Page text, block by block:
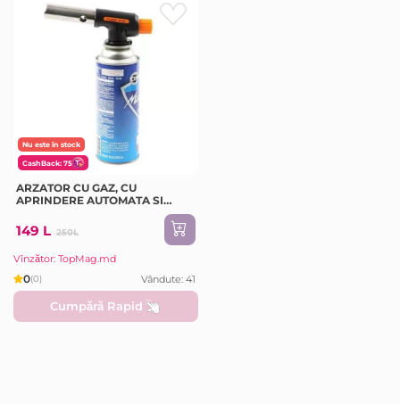
Nu este în stock
CashBack: 75
ARZATOR CU GAZ, CU
APRINDERE AUTOMATA SI
BUTELIE
149 L 250L
Vînzător: TopMag.md
0(0) Vândute: 41
Cumpără Rapid